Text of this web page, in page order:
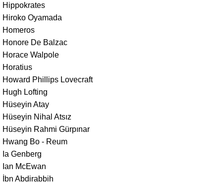
Hippokrates
Hiroko Oyamada
Homeros
Honore De Balzac
Horace Walpole
Horatius
Howard Phillips Lovecraft
Hugh Lofting
Hüseyin Atay
Hüseyin Nihal Atsız
Hüseyin Rahmi Gürpınar
Hwang Bo - Reum
Ia Genberg
Ian McEwan
İbn Abdirabbih